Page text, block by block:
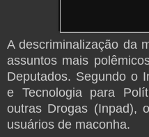
A descriminalização da
assuntos mais
Deputados. Segundo o
e Tecnologia para
outras Drogas (Inpad),
usuários de maconha.